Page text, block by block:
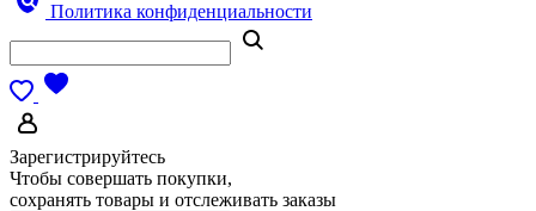
Политика конфиденциальности
Зарегистрируйтесь
Чтобы совершать покупки,
сохранять товары и отслеживать заказы